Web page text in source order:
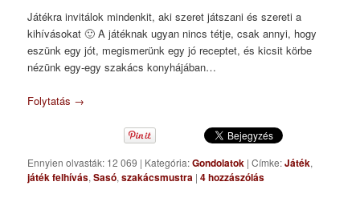
Játékra invitálok mindenkit, aki szeret játszani és szereti a
kihívásokat 🙂 A játéknak ugyan nincs tétje, csak annyi, hogy
eszünk egy jót, megismerünk egy jó receptet, és kicsit körbe
nézünk egy-egy szakács konyhájában…
Folytatás →
Ennyien olvasták: 12 069 | Kategória:Gondolatok |Címke:Játék,
játék felhívás,Sasó,szakácsmustra |4hozzászólás